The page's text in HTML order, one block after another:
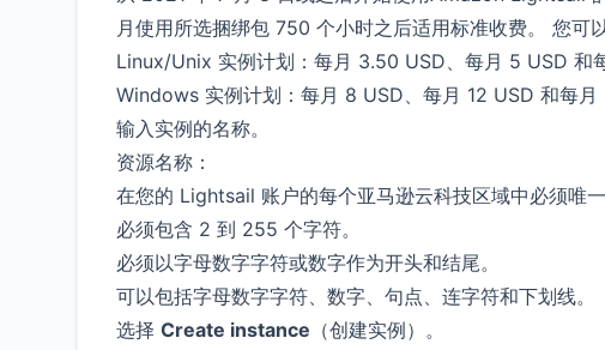
月使用所选捆绑包 750 个小时之后适用标准收费。 您可
Linux/Unix 实例计划：每月 3.50 USD、每月 5 USD 和
Windows 实例计划：每月 8 USD、每月 12 USD 和每月
输入实例的名称。
资源名称：
在您的 Lightsail 账户的每个亚马逊云科技区域中必须唯一
必须包含 2 到 255 个字符。
必须以字母数字字符或数字作为开头和结尾。
可以包括字母数字字符、数字、句点、连字符和下划线。
选择 Create instance （创建实例）。